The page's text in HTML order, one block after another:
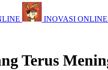
INOVASI ONLINE
Terus